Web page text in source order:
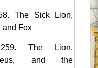
The Sick Lion,
and Fox
The Lion,
and the